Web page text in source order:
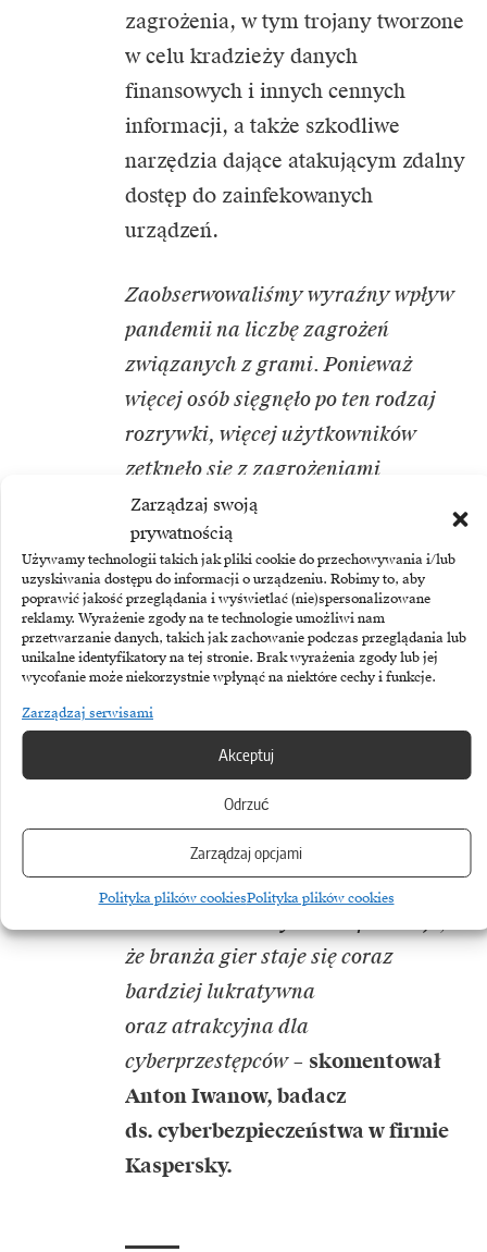
Zarządzaj swoją
prywatnością
Używamy technologii takich jak pliki cookie do przechowywania i/lub
uzyskiwania dostępu do informacji o urządzeniu. Robimy to, aby
poprawić jakość przeglądania i wyświetlać (nie)spersonalizowane
reklamy. Wyrażenie zgody na te technologie umożliwi nam
przetwarzanie danych, takich jak zachowanie podczas przeglądania lub
unikalne identyfikatory na tej stronie. Brak wyrażenia zgody lub jej
wycofanie może niekorzystnie wpłynąć na niektóre cechy i funkcje.
Zarządzaj serwisami
Akceptuj
Odrzuć
Zarządzaj opcjami
Polityka plików cookiesPolityka plików cookies
zagrożenia, w tym trojany tworzone
w celu kradzieży danych
finansowych i innych cennych
informacji, a także szkodliwe
narzędzia dające atakującym zdalny
dostęp do zainfekowanych
urządzeń.
Zaobserwowaliśmy wyraźny wpływ
pandemii na liczbę zagrożeń
związanych z grami. Ponieważ
więcej osób sięgnęło po ten rodzaj
rozrywki, więcej użytkowników
zetknęło się z zagrożeniami
podszywającymi się pod gry.
Jednym z popularnych sposobów
rozprzestrzeniania zagrożeń
są strony phishingowe: pojawiło się
mnóstwo takich zasobów – w wielu
przypadkach trudnych
do odróżnienia od autentycznych –
wykorzystywanych do atakowania
użytkowników różnych platform
gier. Innym wektorem ataków
są strony z nieoficjalnym
i nielegalnym oprogramowaniem.
że branża gier staje się coraz
bardziej lukratywna
oraz atrakcyjna dla
cyberprzestępców– skomentował
Anton Iwanow, badacz
ds. cyberbezpieczeństwa w firmie
Kaspersky.